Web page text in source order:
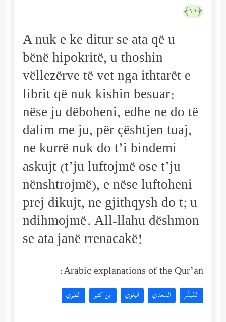
﴿١١﴾
A nuk e ke ditur se ata që u
bënë hipokritë, u thoshin
vëllezërve të vet nga ithtarët e
librit që nuk kishin besuar:
nëse ju dëboheni, edhe ne do të
dalim me ju, për çështjen tuaj,
ne kurrë nuk do t’i bindemi
askujt (t’ju luftojmë ose t’ju
nënshtrojmë), e nëse luftoheni
prej dikujt, ne gjithqysh do t; u
ndihmojmë. All-llahu dëshmon
se ata janë rrenacakë!
Arabic explanations of the Qur’an:
المُيسَّر السعدي البغوي ابن كثير الطبري